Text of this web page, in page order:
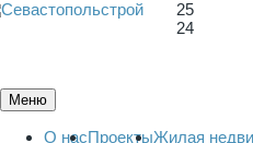
25
24
Меню
О насПроектыЖилая